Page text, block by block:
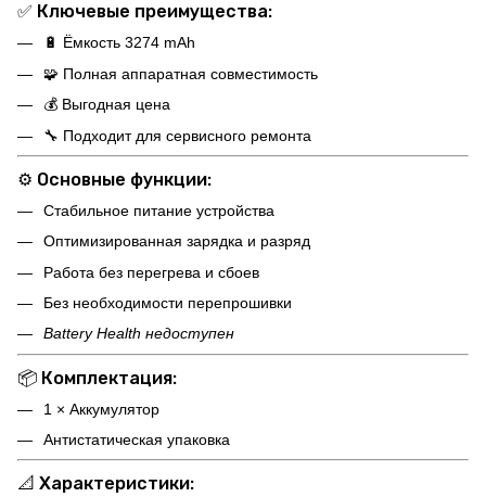
✅ Ключевые преимущества:
🔋 Ёмкость 3274 mAh
🧩 Полная аппаратная совместимость
💰 Выгодная цена
🔧 Подходит для сервисного ремонта
⚙️ Основные функции:
Стабильное питание устройства
Оптимизированная зарядка и разряд
Работа без перегрева и сбоев
Без необходимости перепрошивки
Battery Health недоступен
📦 Комплектация:
1 × Аккумулятор
Антистатическая упаковка
📐 Характеристики: